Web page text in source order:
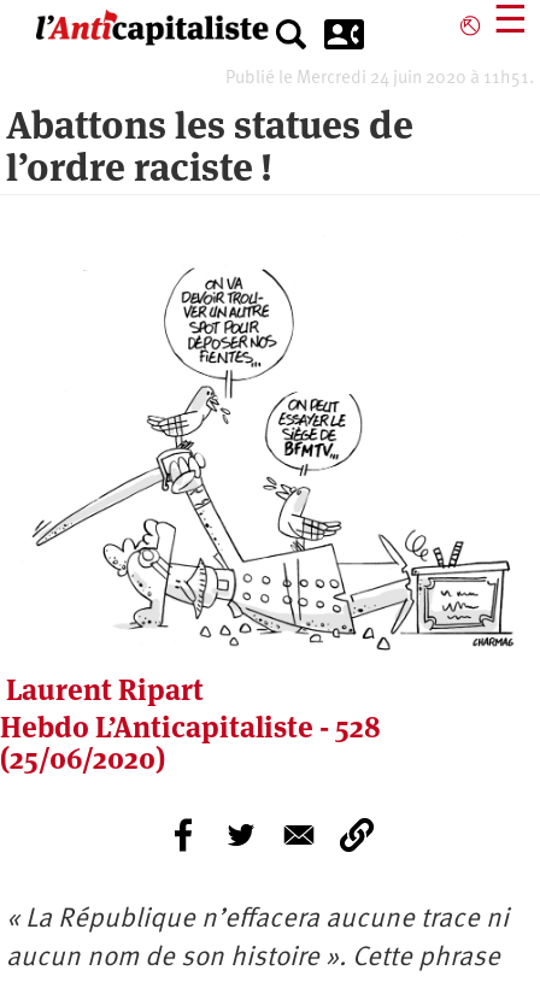
⎋ ☰
Publié le Mercredi 24 juin 2020 à 11h51.
Abattons les statues de
l’ordre raciste !
Laurent Ripart
Hebdo L’Anticapitaliste - 528
(25/06/2020)
« La République n’effacera aucune trace ni
aucun nom de son histoire ». Cette phrase